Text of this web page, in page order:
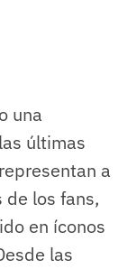
una
últimas
a
los fans,
en íconos
las